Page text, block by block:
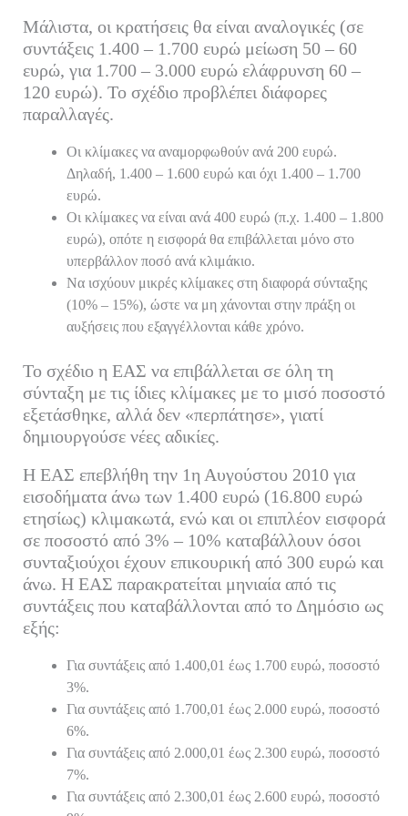
Μάλιστα, οι κρατήσεις θα είναι αναλογικές (σε
συντάξεις 1.400 – 1.700 ευρώ μείωση 50 – 60
ευρώ, για 1.700 – 3.000 ευρώ ελάφρυνση 60 –
120 ευρώ). Το σχέδιο προβλέπει διάφορες
παραλλαγές.
Οι κλίμακες να αναμορφωθούν ανά 200 ευρώ.
Δηλαδή, 1.400 – 1.600 ευρώ και όχι 1.400 – 1.700
ευρώ.
Οι κλίμακες να είναι ανά 400 ευρώ (π.χ. 1.400 – 1.800
ευρώ), οπότε η εισφορά θα επιβάλλεται μόνο στο
υπερβάλλον ποσό ανά κλιμάκιο.
Να ισχύουν μικρές κλίμακες στη διαφορά σύνταξης
(10% – 15%), ώστε να μη χάνονται στην πράξη οι
αυξήσεις που εξαγγέλλονται κάθε χρόνο.
Το σχέδιο η ΕΑΣ να επιβάλλεται σε όλη τη
σύνταξη με τις ίδιες κλίμακες με το μισό ποσοστό
εξετάσθηκε, αλλά δεν «περπάτησε», γιατί
δημιουργούσε νέες αδικίες.
Η ΕΑΣ επεβλήθη την 1η Αυγούστου 2010 για
εισοδήματα άνω των 1.400 ευρώ (16.800 ευρώ
ετησίως) κλιμακωτά, ενώ και οι επιπλέον εισφορά
σε ποσοστό από 3% – 10% καταβάλλουν όσοι
συνταξιούχοι έχουν επικουρική από 300 ευρώ και
άνω. Η ΕΑΣ παρακρατείται μηνιαία από τις
συντάξεις που καταβάλλονται από το Δημόσιο ως
εξής:
Για συντάξεις από 1.400,01 έως 1.700 ευρώ, ποσοστό
3%.
Για συντάξεις από 1.700,01 έως 2.000 ευρώ, ποσοστό
6%.
Για συντάξεις από 2.000,01 έως 2.300 ευρώ, ποσοστό
7%.
Για συντάξεις από 2.300,01 έως 2.600 ευρώ, ποσοστό